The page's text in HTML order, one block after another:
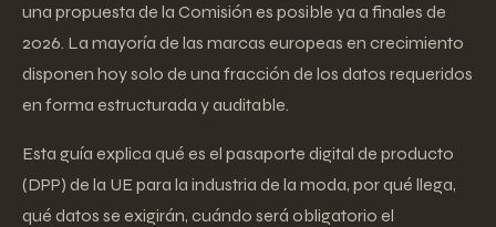
una propuesta de la Comisión es posible ya a finales de
2026. La mayoría de las marcas europeas en crecimiento
disponen hoy solo de una fracción de los datos requeridos
en forma estructurada y auditable.
Esta guía explica qué es el pasaporte digital de producto
(DPP) de la UE para la industria de la moda, por qué llega,
qué datos se exigirán, cuándo será obligatorio el